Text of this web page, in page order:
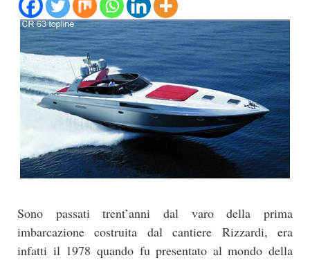
Sono passati trent’anni dal varo della prima
imbarcazione costruita dal cantiere Rizzardi, era
infatti il 1978 quando fu presentato al mondo della